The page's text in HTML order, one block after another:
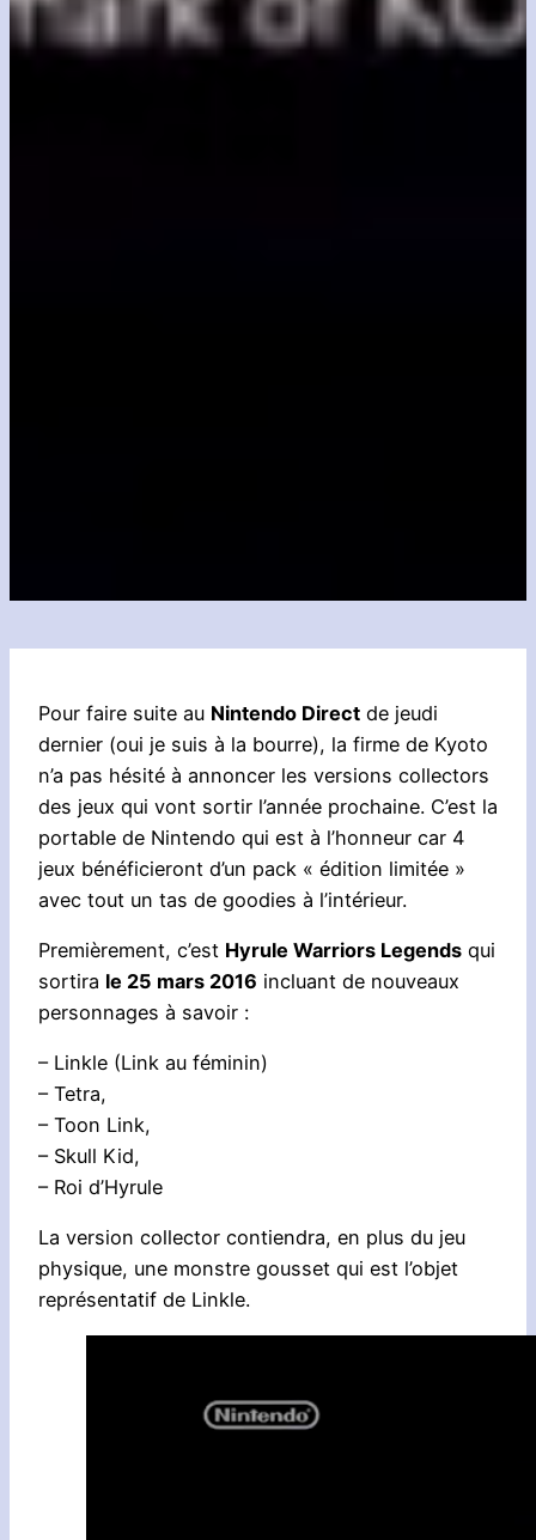
Pour faire suite au Nintendo Direct de jeudi
dernier (oui je suis à la bourre), la firme de Kyoto
n’a pas hésité à annoncer les versions collectors
des jeux qui vont sortir l’année prochaine. C’est la
portable de Nintendo qui est à l’honneur car 4
jeux bénéficieront d’un pack « édition limitée »
avec tout un tas de goodies à l’intérieur.
Premièrement, c’est Hyrule Warriors Legends qui
sortira le 25 mars 2016 incluant de nouveaux
personnages à savoir :
– Linkle (Link au féminin)
– Tetra,
– Toon Link,
– Skull Kid,
– Roi d’Hyrule
La version collector contiendra, en plus du jeu
physique, une monstre gousset qui est l’objet
représentatif de Linkle.